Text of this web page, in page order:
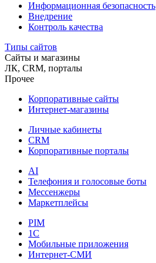
Информационная безопасность
Внедрение
Контроль качества
Типы сайтов
Сайты и магазины
ЛК, CRM, порталы
Прочее
Корпоративные сайты
Интернет-магазины
Личные кабинеты
CRM
Корпоративные порталы
AI
Телефония и голосовые боты
Мессенжеры
Маркетплейсы
PIM
1C
Мобильные приложения
Интернет-СМИ